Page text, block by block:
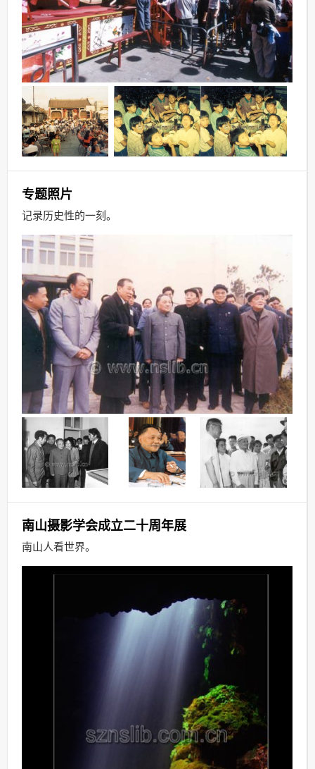
专题照片
记录历史性的一刻。
南山摄影学会成立二十周年展
南山人看世界。